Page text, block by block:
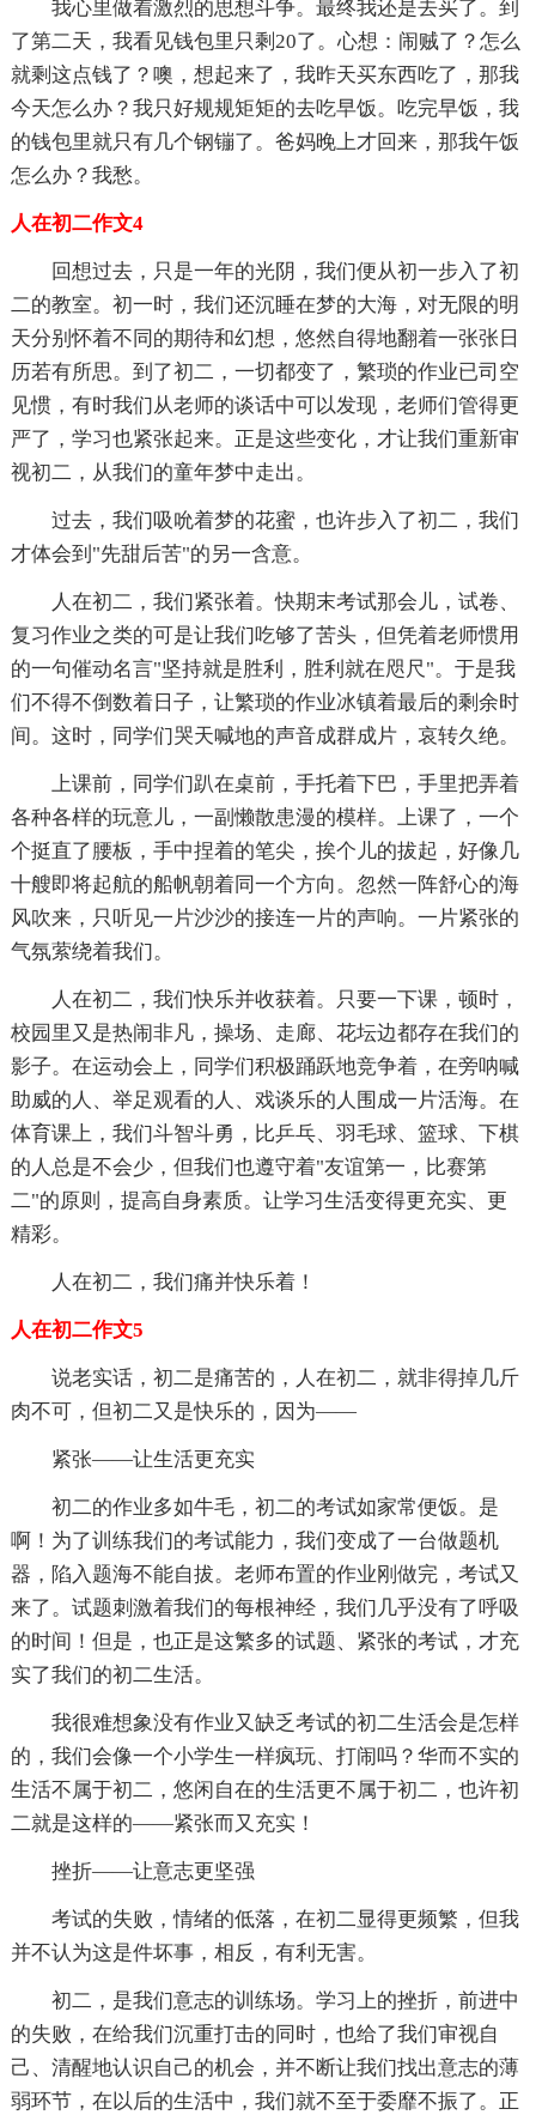
我心里做着激烈的思想斗争。最终我还是去买了。到
了第二天，我看见钱包里只剩20了。心想：闹贼了？怎么
就剩这点钱了？噢，想起来了，我昨天买东西吃了，那我
今天怎么办？我只好规规矩矩的去吃早饭。吃完早饭，我
的钱包里就只有几个钢镚了。爸妈晚上才回来，那我午饭
怎么办？我愁。
人在初二作文4
回想过去，只是一年的光阴，我们便从初一步入了初
二的教室。初一时，我们还沉睡在梦的大海，对无限的明
天分别怀着不同的期待和幻想，悠然自得地翻着一张张日
历若有所思。到了初二，一切都变了，繁琐的作业已司空
见惯，有时我们从老师的谈话中可以发现，老师们管得更
严了，学习也紧张起来。正是这些变化，才让我们重新审
视初二，从我们的童年梦中走出。
过去，我们吸吮着梦的花蜜，也许步入了初二，我们
才体会到"先甜后苦"的另一含意。
人在初二，我们紧张着。快期末考试那会儿，试卷、
复习作业之类的可是让我们吃够了苦头，但凭着老师惯用
的一句催动名言"坚持就是胜利，胜利就在咫尺"。于是我
们不得不倒数着日子，让繁琐的作业冰镇着最后的剩余时
间。这时，同学们哭天喊地的声音成群成片，哀转久绝。
上课前，同学们趴在桌前，手托着下巴，手里把弄着
各种各样的玩意儿，一副懒散患漫的模样。上课了，一个
个挺直了腰板，手中捏着的笔尖，挨个儿的拔起，好像几
十艘即将起航的船帆朝着同一个方向。忽然一阵舒心的海
风吹来，只听见一片沙沙的接连一片的声响。一片紧张的
气氛萦绕着我们。
人在初二，我们快乐并收获着。只要一下课，顿时，
校园里又是热闹非凡，操场、走廊、花坛边都存在我们的
影子。在运动会上，同学们积极踊跃地竞争着，在旁呐喊
助威的人、举足观看的人、戏谈乐的人围成一片活海。在
体育课上，我们斗智斗勇，比乒乓、羽毛球、篮球、下棋
的人总是不会少，但我们也遵守着"友谊第一，比赛第
二"的原则，提高自身素质。让学习生活变得更充实、更
精彩。
人在初二，我们痛并快乐着！
人在初二作文5
说老实话，初二是痛苦的，人在初二，就非得掉几斤
肉不可，但初二又是快乐的，因为——
紧张——让生活更充实
初二的作业多如牛毛，初二的考试如家常便饭。是
啊！为了训练我们的考试能力，我们变成了一台做题机
器，陷入题海不能自拔。老师布置的作业刚做完，考试又
来了。试题刺激着我们的每根神经，我们几乎没有了呼吸
的时间！但是，也正是这繁多的试题、紧张的考试，才充
实了我们的初二生活。
我很难想象没有作业又缺乏考试的初二生活会是怎样
的，我们会像一个小学生一样疯玩、打闹吗？华而不实的
生活不属于初二，悠闲自在的生活更不属于初二，也许初
二就是这样的——紧张而又充实！
挫折——让意志更坚强
考试的失败，情绪的低落，在初二显得更频繁，但我
并不认为这是件坏事，相反，有利无害。
初二，是我们意志的训练场。学习上的挫折，前进中
的失败，在给我们沉重打击的同时，也给了我们审视自
己、清醒地认识自己的机会，并不断让我们找出意志的薄
弱环节，在以后的生活中，我们就不至于委靡不振了。正